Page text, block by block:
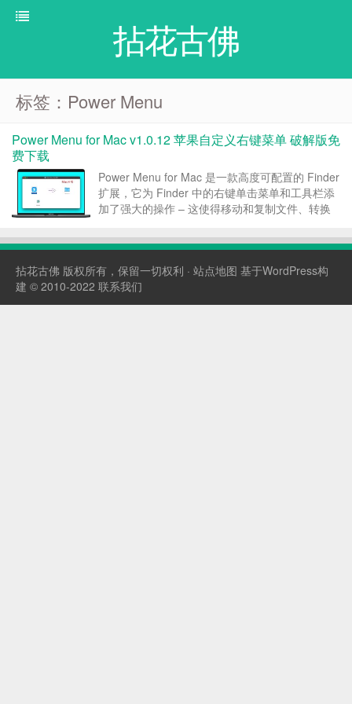
拈花古佛
标签：Power Menu
Power Menu for Mac v1.0.12 苹果自定义右键菜单 破解版免
费下载
Power Menu for Mac 是一款高度可配置的 Finder
扩展，它为 Finder 中的右键单击菜单和工具栏添
加了强大的操作 – 这使得移动和复制文件、转换
能够通过编写自定义 shell 脚本来创建自己的 Fi...
拈花古佛 版权所有，保留一切权利 · 站点地图 基于WordPress构
建 © 2010-2022 联系我们